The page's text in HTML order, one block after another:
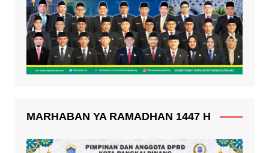
MARHABAN YA RAMADHAN 1447 H